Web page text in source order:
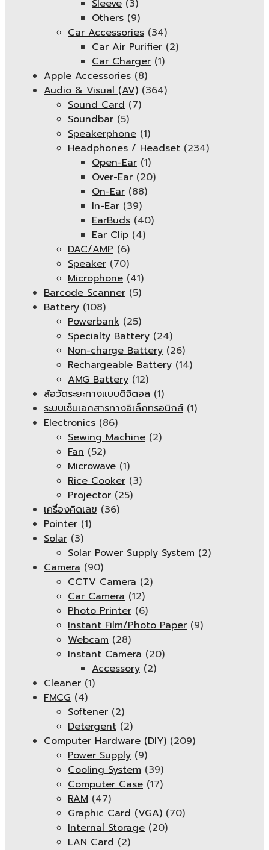
Sleeve (3)
Others (9)
Car Accessories (34)
Car Air Purifier (2)
Car Charger (1)
Apple Accessories (8)
Audio & Visual (AV) (364)
Sound Card (7)
Soundbar (5)
Speakerphone (1)
Headphones / Headset (234)
Open-Ear (1)
Over-Ear (20)
On-Ear (88)
In-Ear (39)
EarBuds (40)
Ear Clip (4)
DAC/AMP (6)
Speaker (70)
Microphone (41)
Barcode Scanner (5)
Battery (108)
Powerbank (25)
Specialty Battery (24)
Non-charge Battery (26)
Rechargeable Battery (14)
AMG Battery (12)
ล้อวัดระยะทางแบบดิจิตอล (1)
ระบบเซ็นเอกสารทางอิเล็กทรอนิกส์ (1)
Electronics (86)
Sewing Machine (2)
Fan (52)
Microwave (1)
Rice Cooker (3)
Projector (25)
เครื่องคิดเลข (36)
Pointer (1)
Solar (3)
Solar Power Supply System (2)
Camera (90)
CCTV Camera (2)
Car Camera (12)
Photo Printer (6)
Instant Film/Photo Paper (9)
Webcam (28)
Instant Camera (20)
Accessory (2)
Cleaner (1)
FMCG (4)
Softener (2)
Detergent (2)
Computer Hardware (DIY) (209)
Power Supply (9)
Cooling System (39)
Computer Case (17)
RAM (47)
Graphic Card (VGA) (70)
Internal Storage (20)
LAN Card (2)